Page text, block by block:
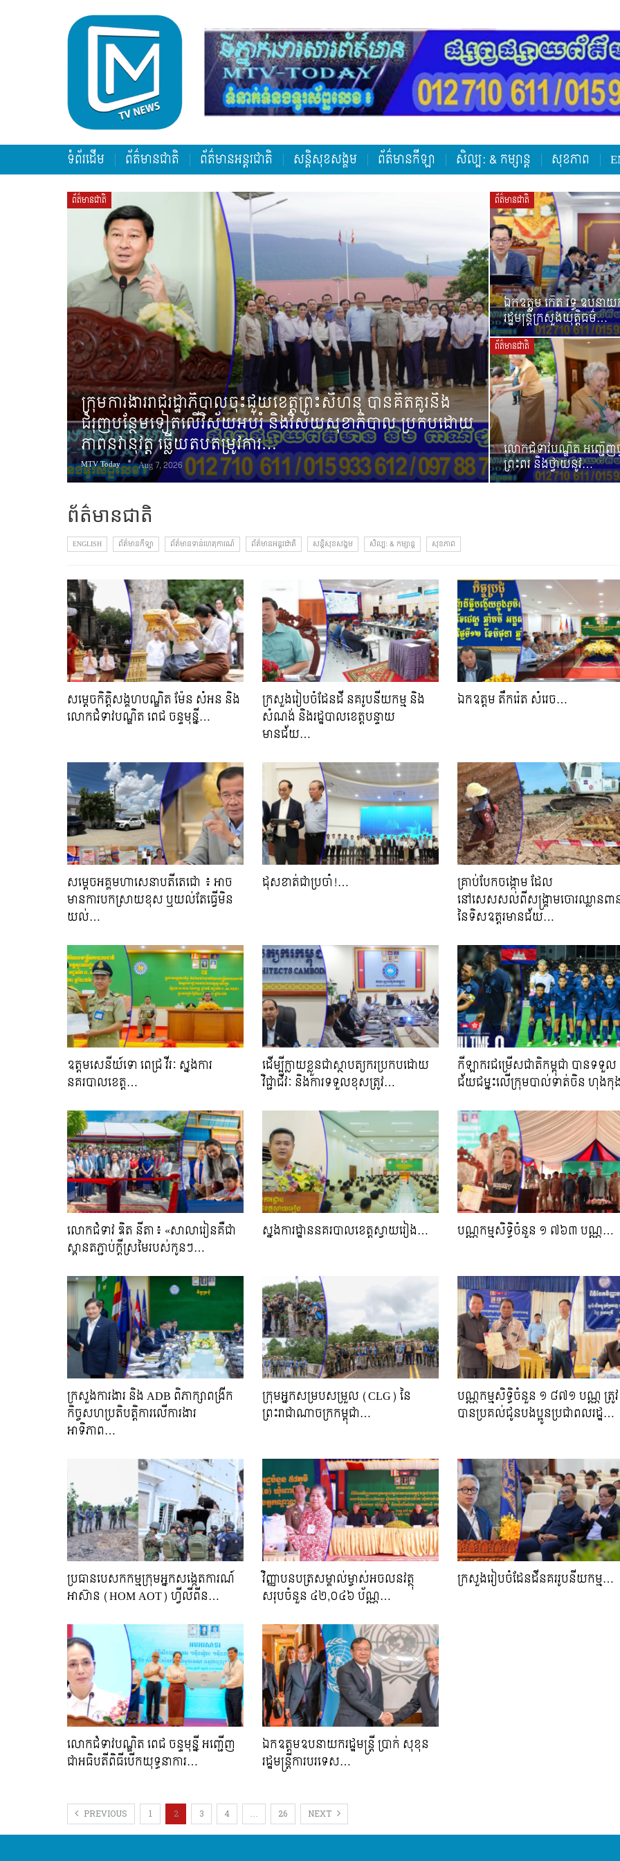
ទំព័រដើម ព័ត៌មានជាតិ ព័ត៌មានអន្តរជាតិ សន្តិសុខសង្គម ព័ត៌មានកីឡា សិល្ប: & កម្សាន្ត សុខភាព
ព័ត៌មានជាតិ
ក្រុមការងាររាជរដ្ឋាភិបាលចុះជួយខេត្តព្រះសីហនុ បានគិតគូរនិង
ជំរុញបន្ថែមទៀតលើវិស័យអប់រំ និងវិស័យសុខាភិបាល ប្រកបដោយ
ភាពនវានុវត្ត ឆ្លើយតបតម្រូវការ…
MTV Today Aug 7, 2026
ព័ត៌មានជាតិ
ឯកឧត្តម កើត រិទ្ធ ឧបនាយក
រដ្ឋមន្ត្រីក្រសួងយុត្តិធម៌…
ព័ត៌មានជាតិ
លោកជំទាវបណ្ឌិត អញ្ជើញ
ព្រះពរ និងថ្វាយនូវ…
ព័ត៌មានជាតិ
ENGLISH ព័ត៌មានកីឡា ព័ត៌មានទាន់ហេតុការណ៍ ព័ត៌មានអន្តរជាតិ សន្តិសុខសង្គម សិល្ប: & កម្សាន្ត សុខភាព
សម្តេចកិត្តិសង្គហបណ្ឌិត ម៉ែន សំអន និង
លោកជំទាវបណ្ឌិត ពេជ ចន្ទមុន្នី…
ក្រសួងរៀបចំដែនដី នគរូបនីយកម្ម និង
សំណង់ និងរដ្ឋបាលខេត្តបន្ទាយ
មានជ័យ…
ឯកឧត្តម​ តឹករ៉េត សំរេច​…
សម្តេចអគ្គមហាសេនាបតីតេជោ ៖ អាច
មានការបកស្រាយខុស ឬយល់តែធ្វើមិន
យល់…
ដុសខាត់ជាប្រចាំ!…
គ្រាប់បែកចង្កោម ដែល
នៅសេសសល់ពីសង្គ្រាមចោរឈ្លានពា
នៃទិសឧត្តរមានជ័យ…
ឧត្តមសេនីយ៍ទោ ពេជ្រ វីរៈ ស្នងការ
នគរបាលខេត្ត…
ដើម្បីក្លាយខ្លួនជាស្ថាបត្យករប្រកបដោយ
វិជ្ជាជីវៈ​ និងការទទួលខុសត្រូវ​…
កីឡាករ​ជម្រេីសជាតិកម្ពុជា​ បានទទួល
ជ័យជម្នះលើក្រុមបាល់ទាត់ចិន ហុង
លោកជំទាវ ឌិត នីតា៖ «សាលារៀនគឺជា
ស្ពានតភ្ជាប់ក្តីស្រមៃរបស់កូនៗ…
ស្នងការដ្ឋាននគរបាលខេត្តស្វាយរៀង​… បណ្ណកម្មសិទ្ធិចំនួន ១ ៧៦៣ បណ្ណ…
ក្រសួងការងារ និង ADB ពិភាក្សាពង្រីក
កិច្ចសហប្រតិបត្តិការលើការងារ
អាទិភាព…
ក្រុមអ្នកសម្របសម្រួល (CLG) នៃ
ព្រះរាជាណាចក្រកម្ពុជា…
បណ្ណកម្មសិទ្ធិចំនួន ១ ៨៧១ បណ្ណ ត្រូវ
បានប្រគល់ជូនបងប្អូនប្រជាពលរដ្ឋ…
ប្រធានបេសកកម្មក្រុមអ្នកសង្កេតការណ៍
អាស៊ាន (HOM AOT) ហ្វីលីពីន…
វិញ្ញាបនបត្រសម្គាល់ម្ចាស់អចលនវត្ថុ
សរុបចំនួន ៤២,០៤៦​ ប័ណ្ណ​…
ក្រសួង​រៀប​ចំ​ដែនដី​នគរ​រូប​នីយកម្ម​…
លោកជំទាវបណ្ឌិត ពេជ ចន្ទមុន្នី អញ្ជើញ
ជាអធិបតីពិធីបើកយុទ្ធនាការ…
ឯកឧត្តមឧបនាយករដ្ឋមន្ត្រី ប្រាក់ សុខុន
រដ្ឋមន្ត្រីការបរទេស…
PREVIOUS 1 2 3 4 … 26 NEXT